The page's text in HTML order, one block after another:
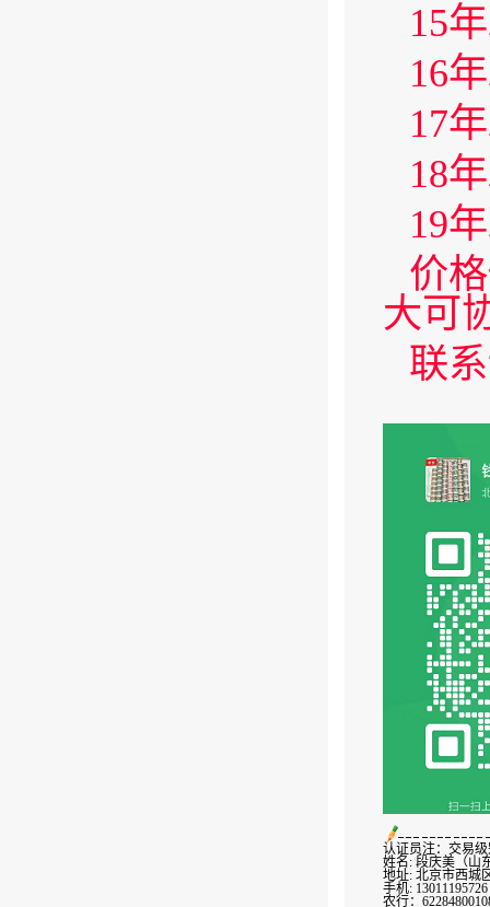
15
16
17
18
19
价
大可
联
认证员注：交易
姓名: 段庆美（山
地址: 北京市西城
手机: 13011195726
农行：